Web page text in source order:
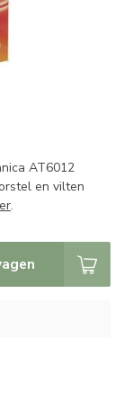
AT6012
en vilten
.